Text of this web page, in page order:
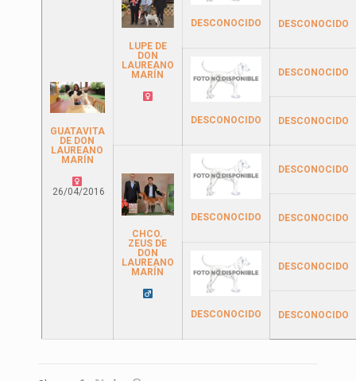
GUATAVITA
DE DON
LAUREANO
MARÍN
26/04/2016
LUPE DE
DON
LAUREANO
MARÍN
DESCONOCIDO DESCONOCIDO
DESCONOCIDO
DESCONOCIDO
DESCONOCIDO
CHCO.
ZEUS DE
DON
LAUREANO
MARÍN
DESCONOCIDO
DESCONOCIDO
DESCONOCIDO
DESCONOCIDO
DESCONOCIDO
DESCONOCIDO